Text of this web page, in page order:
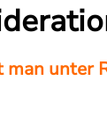
man unter